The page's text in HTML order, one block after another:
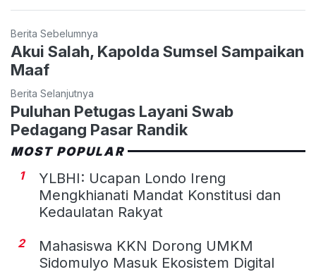
Berita Sebelumnya
Akui Salah, Kapolda Sumsel Sampaikan
Maaf
Berita Selanjutnya
Puluhan Petugas Layani Swab
Pedagang Pasar Randik
MOST POPULAR
1
YLBHI: Ucapan Londo Ireng
Mengkhianati Mandat Konstitusi dan
Kedaulatan Rakyat
2
Mahasiswa KKN Dorong UMKM
Sidomulyo Masuk Ekosistem Digital